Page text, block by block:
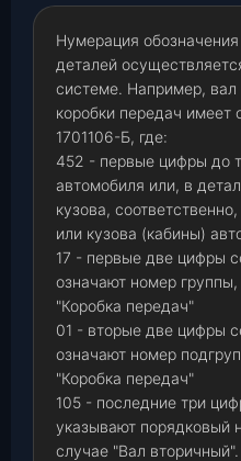
Нумерация
деталей
системе. Например,
коробки передач имеет
1701106-Б, где:
452 - первые цифры до
автомобиля или, в
кузова,
или кузова (кабины)
17 - первые две цифры
означают номер
"Коробка передач"
01 - вторые две цифры
означают номер
"Коробка передач"
105 - последние три
указывают порядковый
случае "Вал вторичный".